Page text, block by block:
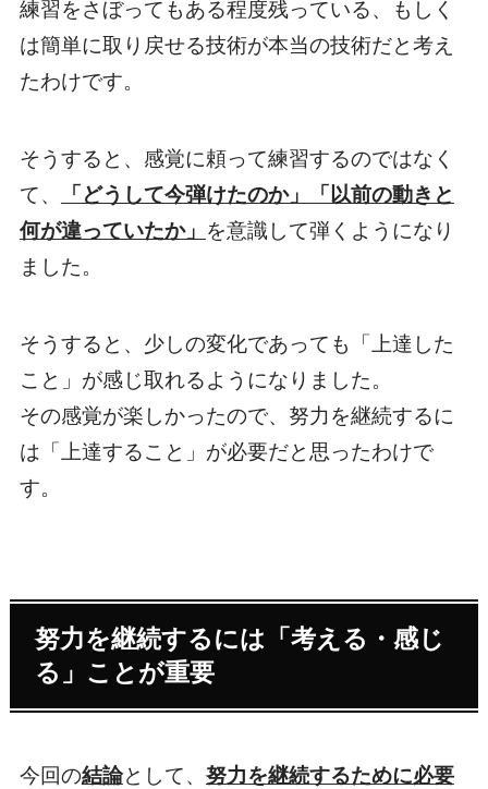
練習をさぼってもある程度残っている、もしく
は簡単に取り戻せる技術が本当の技術だと考え
たわけです。
そうすると、感覚に頼って練習するのではなく
て、
「どうして今弾けたのか」「以前の動きと
何が違っていたか」 を意識して弾くようになり
ました。
そうすると、少しの変化であっても「上達した
こと」が感じ取れるようになりました。
その感覚が楽しかったので、努力を継続するに
は「上達すること」が必要だと思ったわけで
す。
努力を継続するには「考える・感じ
る」ことが重要
今回の結論として、努力を継続するために必要